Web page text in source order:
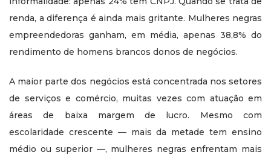
renda, a diferença é ainda mais gritante. Mulheres negras
empreendedoras ganham, em média, apenas 38,8% do
rendimento de homens brancos donos de negócios.
A maior parte dos negócios está concentrada nos setores
de serviços e comércio, muitas vezes com atuação em
áreas de baixa margem de lucro. Mesmo com
escolaridade crescente — mais da metade tem ensino
médio ou superior —, mulheres negras enfrentam mais